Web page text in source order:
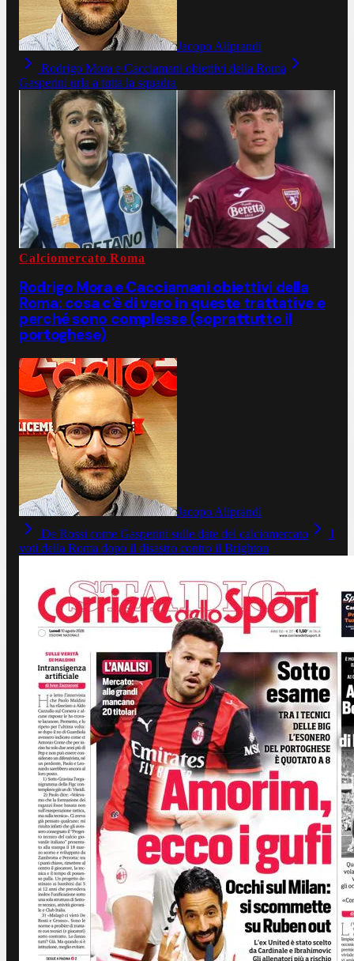
Jacopo Aliprandi
Rodrigo Mora e Cacciamani obiettivi della Roma
Gasperini urla a tutta la squadra
Calciomercato Roma
Rodrigo Mora e Cacciamani obiettivi della
Roma: cosa c'è di vero in queste trattative e
perché sono complesse (soprattutto il
portoghese)
Jacopo Aliprandi
De Rossi come Gasperini sulle date del calciomercato
I
voti della Roma dopo il disastro contro il Brighton